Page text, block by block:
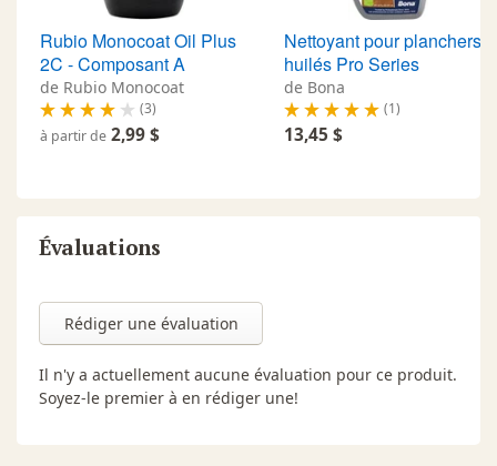
Rubio Monocoat Oil Plus
2C - Composant A
de Rubio Monocoat
(3)
à partir de 2,99 $
Nettoyant pour planchers
huilés Pro Series
de Bona
(1)
13,45 $
Évaluations
Rédiger une évaluation
Il n'y a actuellement aucune évaluation pour ce produit.
Soyez-le premier à en rédiger une!